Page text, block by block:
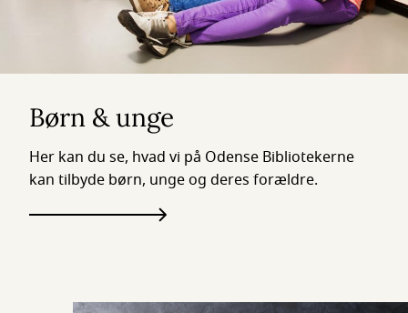
Børn & unge
Her kan du se, hvad vi på Odense Bibliotekerne
kan tilbyde børn, unge og deres forældre.